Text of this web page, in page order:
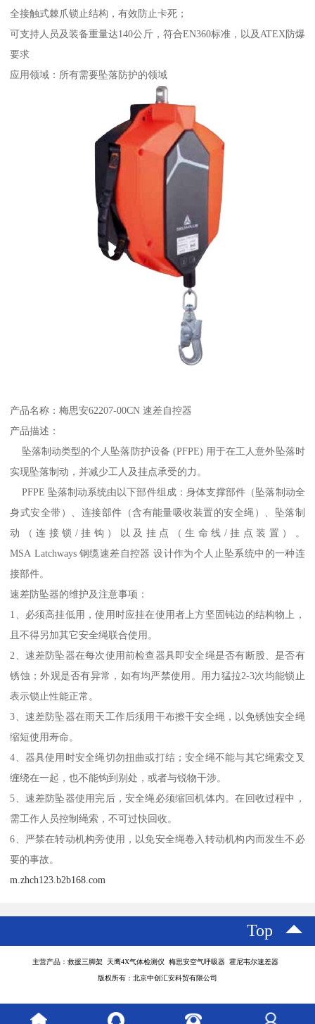
全接触式棘爪锁止结构，有效防止卡死；
可支持人员及装备重量达140公斤，符合EN360标准，以及ATEX防爆
要求
应用领域：所有需要坠落防护的领域
产品名称：梅思安62207-00CN 速差自控器
产品描述：
坠落制动类型的个人坠落防护设备 (PFPE) 用于在工人意外坠落时
实现坠落制动，并减少工人及挂点承受的力。
PFPE 坠落制动系统由以下部件组成：身体支撑部件（坠落制动全
身式安全带）、连接部件（含有能量吸收装置的安全绳）、坠落制
动（连接锁/挂钩）以及挂点（生命线/挂点装置）。
MSA Latchways 钢缆速差自控器 设计作为个人止坠系统中的一种连
接部件。
速差防坠器的维护及注意事项：
1、必须高挂低用，使用时应挂在使用者上方坚固钝边的结构物上，
且不得另加其它安全绳联合使用。
2、速差防坠器在每次使用前检查器具即安全绳是否有断股、是否有
锈蚀；外观是否有异常，如有均严禁使用。用力猛拉2-3次均能锁止
表示锁止性能正常。
3、速差防坠器在雨天工作后须用干布擦干安全绳，以免锈蚀安全绳
缩短使用寿命。
4、器具使用时安全绳切勿扭曲或打结；安全绳不能与其它绳索交叉
缠绕在一起，也不能钩到别处，或者与锐物干涉。
5、速差防坠器使用完后，安全绳必须缩回机体内。在回收过程中，
需工作人员控制绳索，不可过快回收。
6、严禁在转动机构旁使用，以免安全绳卷入转动机构内而发生不必
要的事故。
m.zhch123.b2b168.com
Top
主营产品：救援三脚架 天鹰4X气体检测仪 梅思安空气呼吸器 霍尼韦尔速差器
版权所有：北京中创汇安科贸有限公司